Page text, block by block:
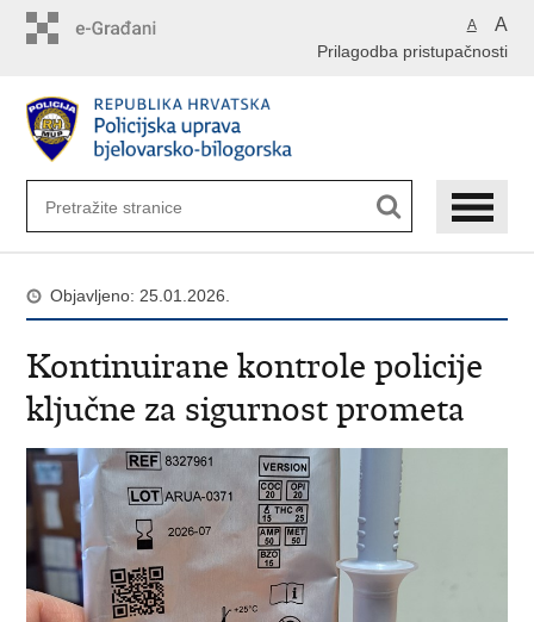
A A
Prilagodba pristupačnosti
Objavljeno: 25.01.2026.
Kontinuirane kontrole policije
ključne za sigurnost prometa